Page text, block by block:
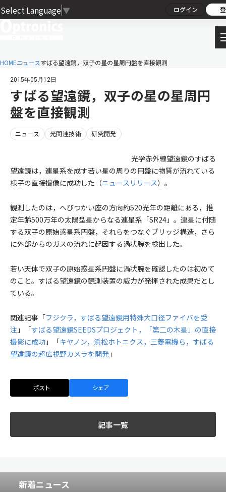
Select Language ▼ ログイン
HOMEニュースすばる望遠鏡，双子の星の星周円盤を直接観測
2015年05月12日
すばる望遠鏡，双子の星の星周円
盤を直接観測
ニュース 光関連技術 研究開発
光学赤外線望遠鏡のすばる
望遠鏡は，連星系を成す若い星の周りの円盤に物質が流れている
様子の直接撮像に成功した（ニュースリリース）。
観測したのは，へびつかい座の方向約520光年の距離にある，推
定年齢500万年の太陽型星からなる連星系「SR24」。連星に付随
する双子の原始惑星系円盤，それらをつなぐブリッジ構造，さら
に外部からのガスの流れに起因する渦状腕を検出した。
若い天体で双子の原始惑星系円盤に渦状腕を確認したのは初めて
のこと。すばる望遠鏡の観測装置の威力が発揮された成果だとし
ている。
関連記事「フジクラ，すばる望遠鏡用特殊大口径ファイバを受
注 」「すばる望遠鏡SEEDSプロジェクト，「第二の木星」の直接
撮影に成功 」「キヤノン，浜松ホトニクス，三菱電機ら，すばる
望遠鏡の超広視野カメラを開発 」
ポスト シェア
記事一覧
新着ニュース